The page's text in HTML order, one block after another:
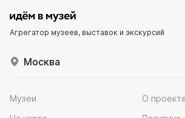
Агрегатор музеев, выставок и экскурсий
Москва
Музеи
О